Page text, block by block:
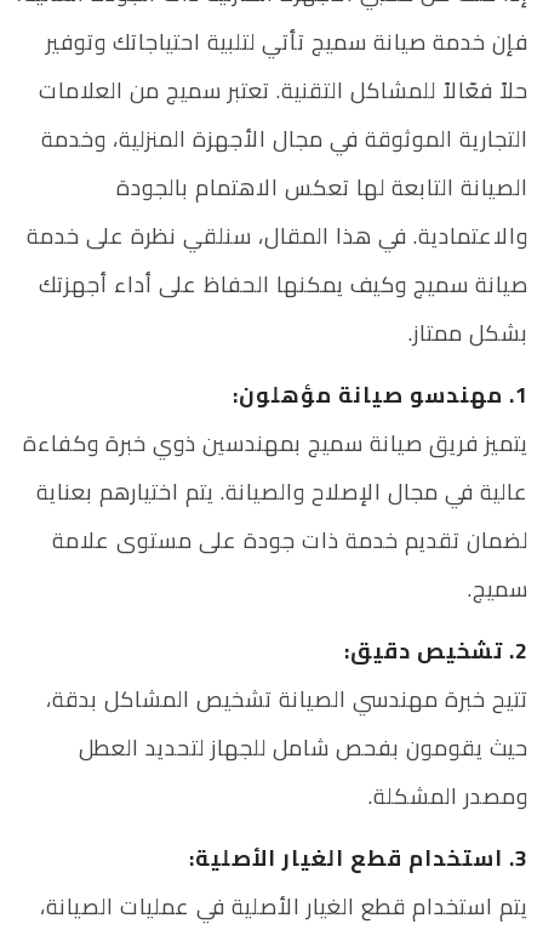
فإن خدمة صيانة سميج تأتي لتلبية احتياجاتك وتوفير
حلاً فعّالاً للمشاكل التقنية. تعتبر سميج من العلامات
التجارية الموثوقة في مجال الأجهزة المنزلية، وخدمة
الصيانة التابعة لها تعكس الاهتمام بالجودة
والاعتمادية. في هذا المقال، سنلقي نظرة على خدمة
صيانة سميج وكيف يمكنها الحفاظ على أداء أجهزتك
بشكل ممتاز.
1. مهندسو صيانة مؤهلون:
يتميز فريق صيانة سميج بمهندسين ذوي خبرة وكفاءة
عالية في مجال الإصلاح والصيانة. يتم اختيارهم بعناية
لضمان تقديم خدمة ذات جودة على مستوى علامة
سميج.
2. تشخيص دقيق:
تتيح خبرة مهندسي الصيانة تشخيص المشاكل بدقة،
حيث يقومون بفحص شامل للجهاز لتحديد العطل
ومصدر المشكلة.
3. استخدام قطع الغيار الأصلية:
يتم استخدام قطع الغيار الأصلية في عمليات الصيانة،